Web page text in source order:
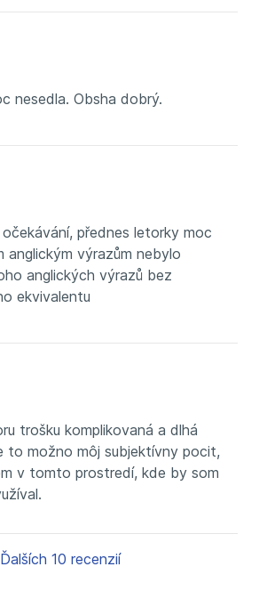
nesedla. Obsha dobrý.
očekávání, přednes letorky moc
anglickým výrazům nebylo
anglických výrazů bez
ekvivalentu
trošku komplikovaná a dlhá
to možno môj subjektívny pocit,
v tomto prostredí, kde by som
Ďalších 10 recenzií